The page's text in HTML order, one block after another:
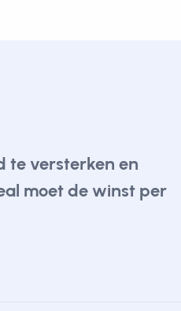
te versterken en
moet de winst per